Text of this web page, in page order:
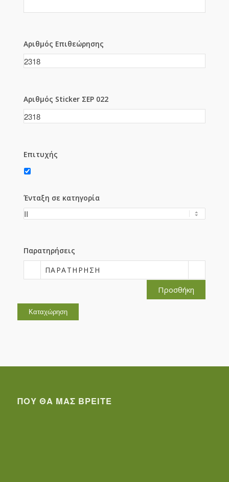
Αριθμός Επιθεώρησης
Αριθμός Sticker ΣΕΡ 022
Επιτυχής
Ένταξη σε κατηγορία
Παρατηρήσεις
ΠΑΡΑΤΉΡΗΣΗ
Προσθήκη
ΠΟΥ ΘΑ ΜΑΣ ΒΡΕΊΤΕ